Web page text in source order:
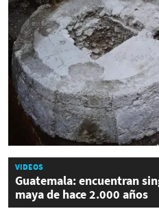
VIDEOS
Guatemala: encuentran
maya de hace 2.000 años